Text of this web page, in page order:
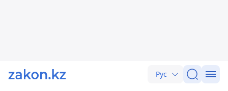
Рус